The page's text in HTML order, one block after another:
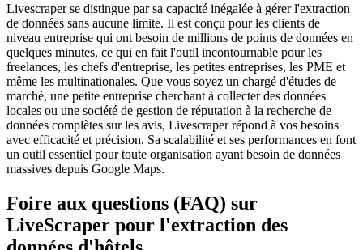
Livescraper se distingue par sa capacité inégalée à gérer l'extraction
de données sans aucune limite. Il est conçu pour les clients de
niveau entreprise qui ont besoin de millions de points de données en
quelques minutes, ce qui en fait l'outil incontournable pour les
freelances, les chefs d'entreprise, les petites entreprises, les PME et
même les multinationales. Que vous soyez un chargé d'études de
marché, une petite entreprise cherchant à collecter des données
locales ou une société de gestion de réputation à la recherche de
données complètes sur les avis, Livescraper répond à vos besoins
avec efficacité et précision. Sa scalabilité et ses performances en font
un outil essentiel pour toute organisation ayant besoin de données
massives depuis Google Maps.
Foire aux questions (FAQ) sur
LiveScraper pour l'extraction des